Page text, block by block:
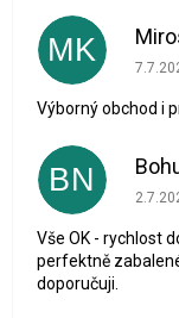
MK
Výborný obchod i
BN
Vše OK - rychlost
perfektně
doporučuji.